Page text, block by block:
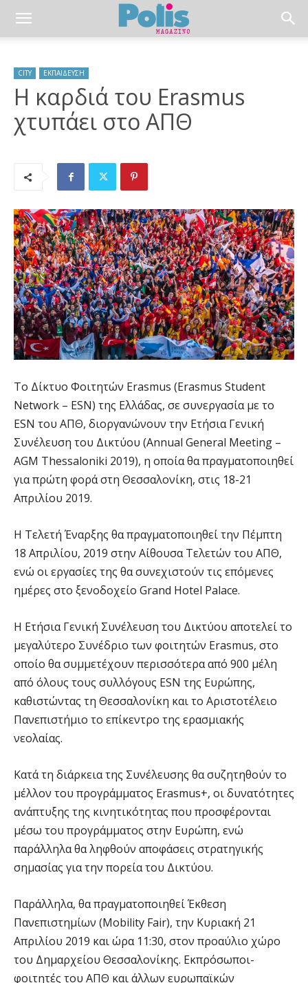
CITY ΕΚΠΑΙΔΕΥΣΗ
Η καρδιά του Erasmus
χτυπάει στο ΑΠΘ
Το Δίκτυο Φοιτητών Erasmus (Erasmus Student
Network – ESN) της Ελλάδας, σε συνεργασία με το
ESN του ΑΠΘ, διοργανώνουν την Ετήσια Γενική
Συνέλευση του Δικτύου (Annual General Meeting –
AGM Thessaloniki 2019), η οποία θα πραγματοποιηθεί
για πρώτη φορά στη Θεσσαλονίκη, στις 18-21
Απριλίου 2019.
Η Τελετή Έναρξης θα πραγματοποιηθεί την Πέμπτη
18 Απριλίου, 2019 στην Αίθουσα Τελετών του ΑΠΘ,
ενώ οι εργασίες της θα συνεχιστούν τις επόμενες
ημέρες στο ξενοδοχείο Grand Hotel Palace.
Η Ετήσια Γενική Συνέλευση του Δικτύου αποτελεί το
μεγαλύτερο Συνέδριο των φοιτητών Erasmus, στο
οποίο θα συμμετέχουν περισσότερα από 900 μέλη
από όλους τους συλλόγους ESN της Ευρώπης,
καθιστώντας τη Θεσσαλονίκη και το Αριστοτέλειο
Πανεπιστήμιο το επίκεντρο της ερασμιακής
νεολαίας.
Κατά τη διάρκεια της Συνέλευσης θα συζητηθούν το
μέλλον του προγράμματος Erasmus+, οι δυνατότητες
ανάπτυξης της κινητικότητας που προσφέρονται
μέσω του προγράμματος στην Ευρώπη, ενώ
παράλληλα θα ληφθούν αποφάσεις στρατηγικής
σημασίας για την πορεία του Δικτύου.
Παράλληλα, θα πραγματοποιηθεί Έκθεση
Πανεπιστημίων (Mobility Fair), την Κυριακή 21
Απριλίου 2019 και ώρα 11:30, στον προαύλιο χώρο
του Δημαρχείου Θεσσαλονίκης. Εκπρόσωποι-
φοιτητές του ΑΠΘ και άλλων ευρωπαϊκών